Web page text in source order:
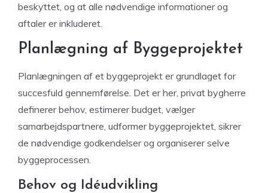
beskyttet, og at alle nødvendige informationer og
aftaler er inkluderet.
Planlægning af Byggeprojektet
Planlægningen af et byggeprojekt er grundlaget for
succesfuld gennemførelse. Det er her, privat bygherre
definerer behov, estimerer budget, vælger
samarbejdspartnere, udformer byggeprojektet, sikrer
de nødvendige godkendelser og organiserer selve
byggeprocessen.
Behov og Idéudvikling